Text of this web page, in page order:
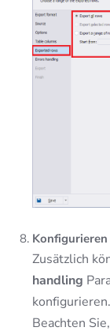
Zusätzlich
handling
konfigurieren.
Beachten